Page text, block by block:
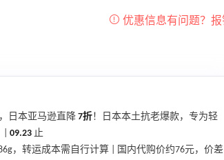
日本亚马逊直降 7折！日本本土抗老爆款，专为轻
09.23 止
，转运成本需自行计算 | 国内代购价约76元，价差